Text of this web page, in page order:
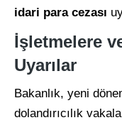
idari para cezası
İşletmelere
Uyarılar
Bakanlık, yeni
dolandırıcılık